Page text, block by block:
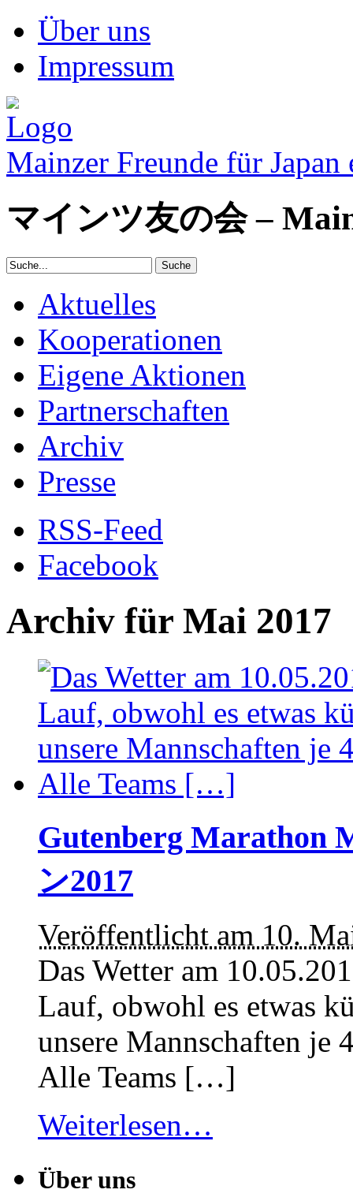
Über uns
Impressum
Mainzer Freunde für Japan
マインツ友の会 –
Aktuelles
Kooperationen
Eigene Aktionen
Partnerschaften
Archiv
Presse
RSS-Feed
Facebook
Archiv für Mai 2017
Gutenberg Marathon
ン2017
Veröffentlicht am 10.
Das Wetter am
Lauf, obwohl es etwas
unsere Mannschaften je
Alle Teams […]
Weiterlesen…
Über uns